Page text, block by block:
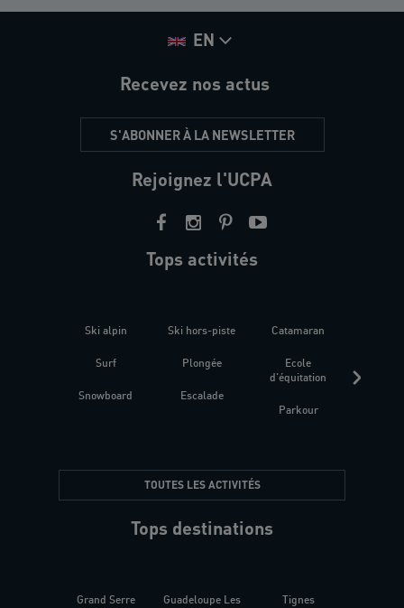
EN
Recevez nos actus
S'ABONNER À LA NEWSLETTER
Rejoignez l'UCPA
Tops activités
Ski alpin
Surf
Snowboard
Ski hors-piste
Plongée
Escalade
Catamaran
Ecole
d'équitation
Parkour
TOUTES LES ACTIVITÉS
Tops destinations
Grand Serre
Guadeloupe Les
Tignes